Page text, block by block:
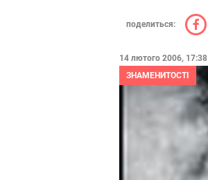
поделиться:
14 лютого 2006, 17:38
ЗНАМЕНИТОСТІ